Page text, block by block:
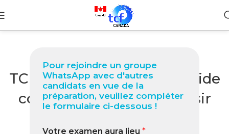
Pour rejoindre un groupe
WhatsApp avec d'autres
candidats en vue de la
préparation, veuillez compléter
le formulaire ci-dessous !
Votre examen aura lieu *
BLOG
TCF Québec à Kibuye : Guide
complet 2026 pour réussir